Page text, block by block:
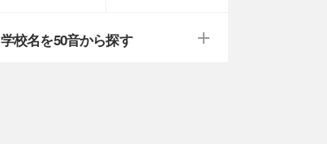
学校名を50音から探す